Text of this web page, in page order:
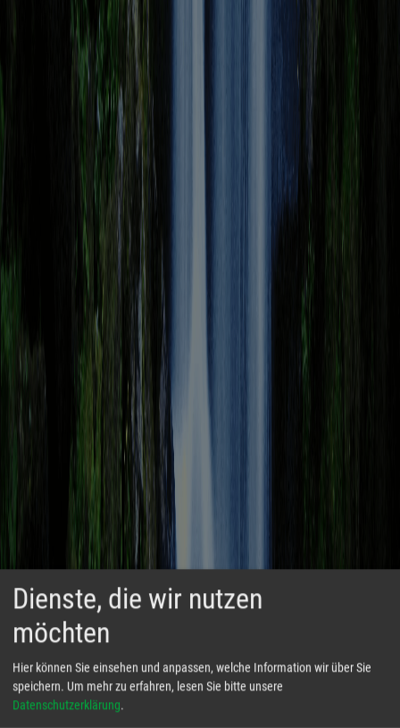
Dienste, die wir nutzen
möchten
Hier können Sie einsehen und anpassen, welche Information wir über Sie
speichern. Um mehr zu erfahren, lesen Sie bitte unsere
Datenschutzerklärung.